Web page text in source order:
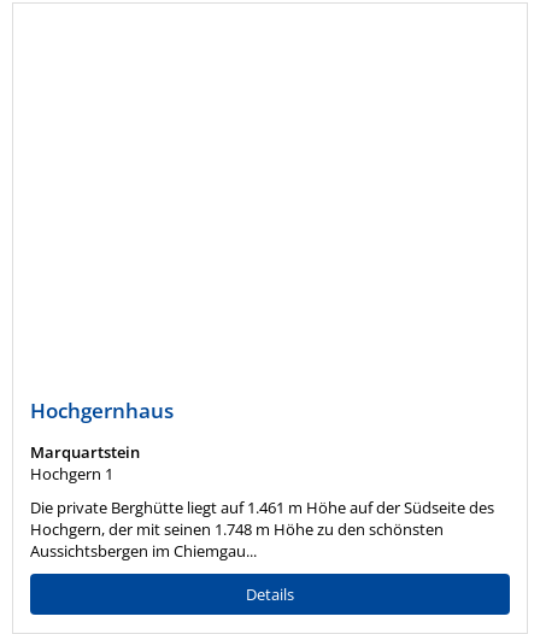
Hochgernhaus
Marquartstein
Hochgern 1
Die private Berghütte liegt auf 1.461 m Höhe auf der Südseite des
Hochgern, der mit seinen 1.748 m Höhe zu den schönsten
Aussichtsbergen im Chiemgau...
Details